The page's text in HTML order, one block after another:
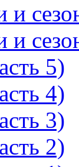
и
и
5)
4)
3)
2)